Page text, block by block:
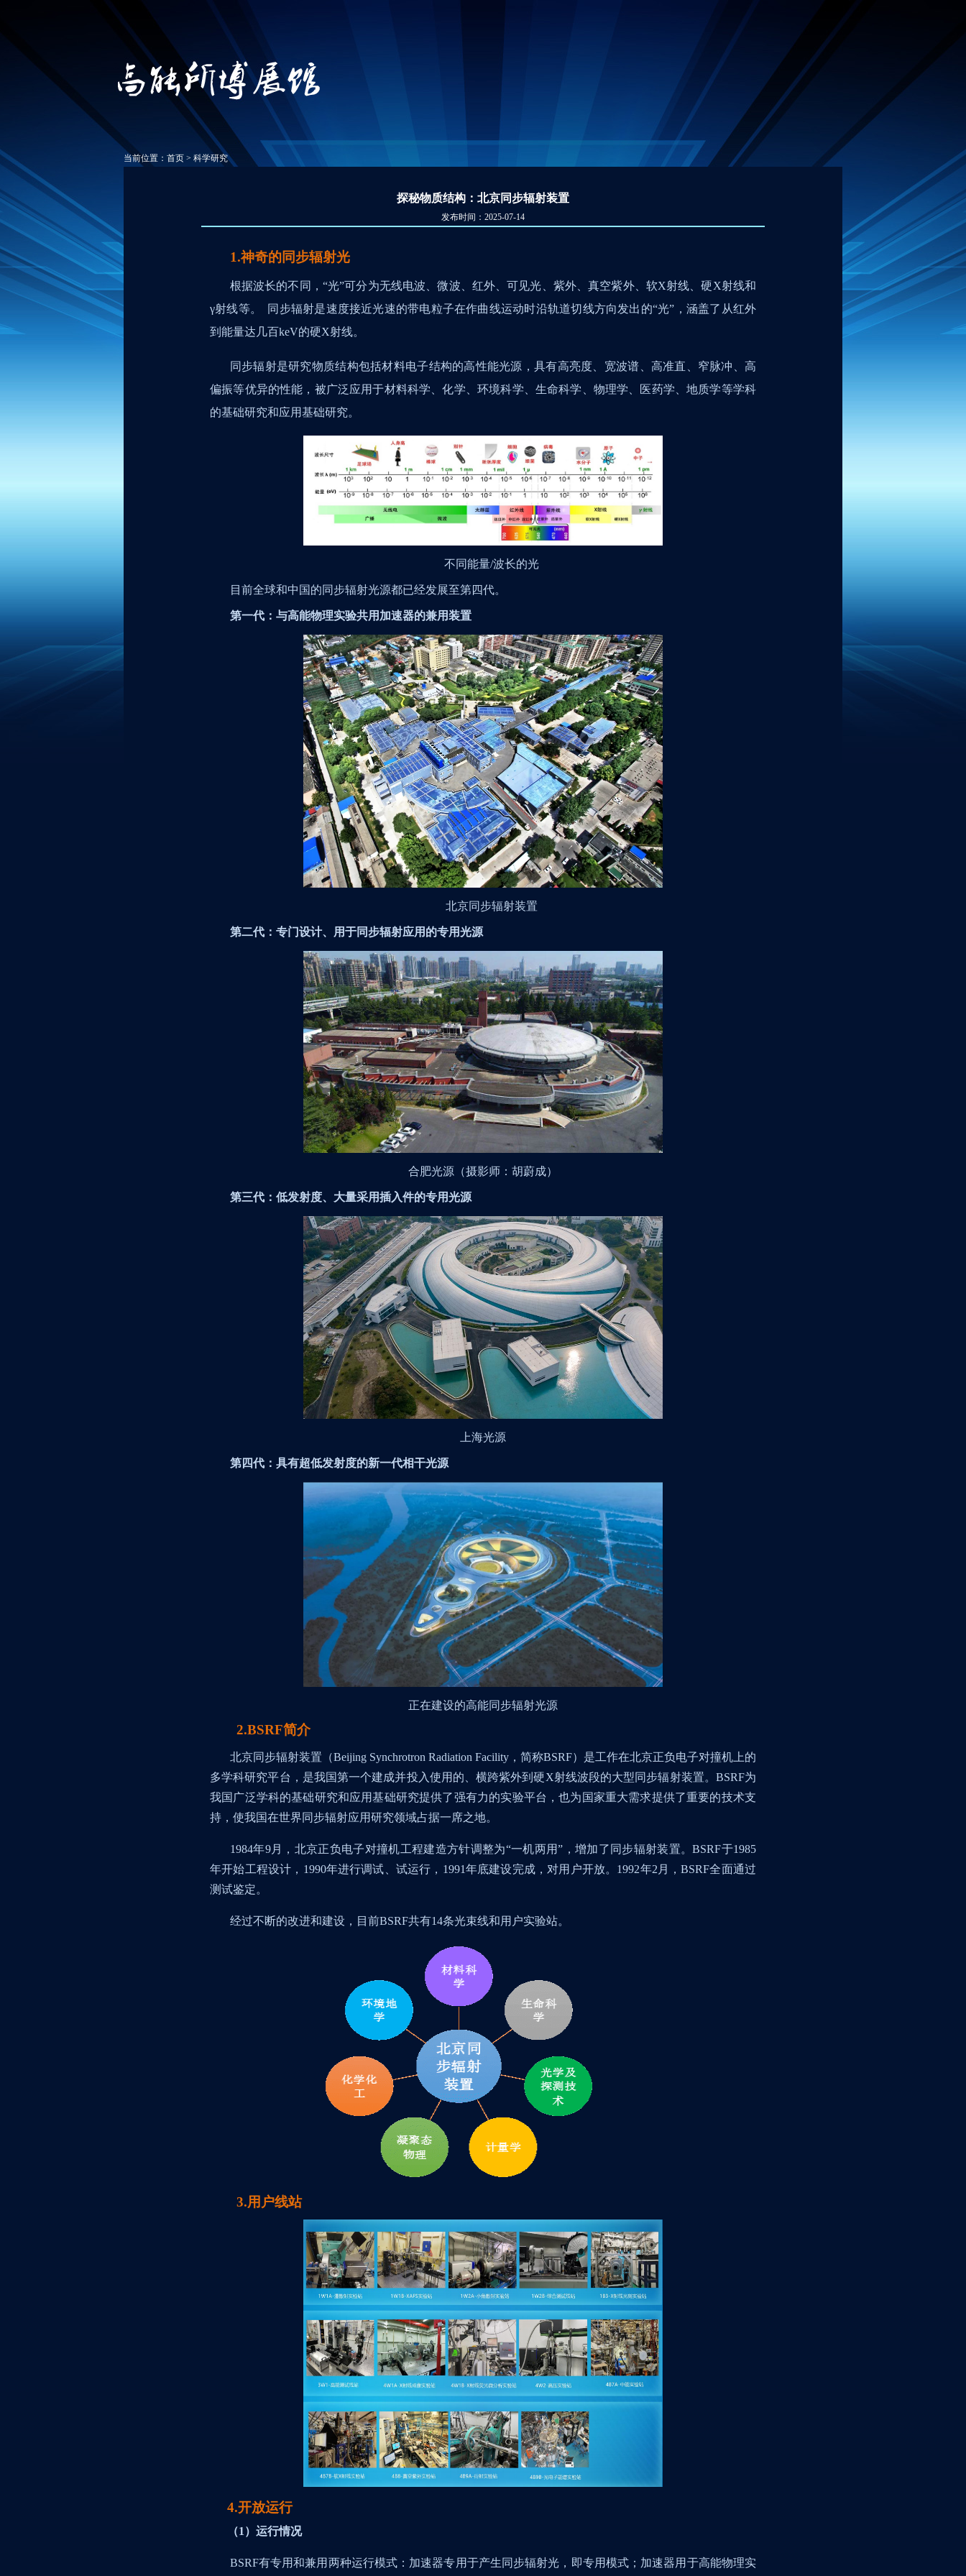
当前位置： 首页 > 科学研究
探秘物质结构：北京同步辐射装置
发布时间：2025-07-14
1.神奇的同步辐射光
根据波长的不同，“光”可分为无线电波、微波、红外、可见光、紫外、真空紫外、软X射线、硬X射线和
γ射线等。 同步辐射是速度接近光速的带电粒子在作曲线运动时沿轨道切线方向发出的“光”，涵盖了从红外
到能量达几百keV的硬X射线。
同步辐射是研究物质结构包括材料电子结构的高性能光源，具有高亮度、宽波谱、高准直、窄脉冲、高
偏振等优异的性能，被广泛应用于材料科学、化学、环境科学、生命科学、物理学、医药学、地质学等学科
的基础研究和应用基础研究。
不同能量/波长的光
目前全球和中国的同步辐射光源都已经发展至第四代。
第一代：与高能物理实验共用加速器的兼用装置
北京同步辐射装置
第二代：专门设计、用于同步辐射应用的专用光源
合肥光源（摄影师：胡蔚成）
第三代：低发射度、大量采用插入件的专用光源
上海光源
第四代：具有超低发射度的新一代相干光源
正在建设的高能同步辐射光源
2.BSRF简介
北京同步辐射装置（Beijing Synchrotron Radiation Facility，简称BSRF）是工作在北京正负电子对撞机上的
多学科研究平台，是我国第一个建成并投入使用的、横跨紫外到硬X射线波段的大型同步辐射装置。 BSRF为
我国广泛学科的基础研究和应用基础研究提供了强有力的实验平台，也为国家重大需求提供了重要的技术支
持，使我国在世界同步辐射应用研究领域占据一席之地。
1984年9月，北京正负电子对撞机工程建造方针调整为“一机两用”，增加了同步辐射装置。BSRF于1985
年开始工程设计， 1990年进行调试、试运行， 1991年底建设完成，对用户开放。 1992年2月，BSRF全面通过
测试鉴定。
经过不断的改进和建设，目前BSRF共有14条光束线和用户实验站。
3.用户线站
4.开放运行
（1）运行情况
BSRF有专用和兼用两种运行模式：加速器专用于产生同步辐射光，即专用模式；加速器用于高能物理实